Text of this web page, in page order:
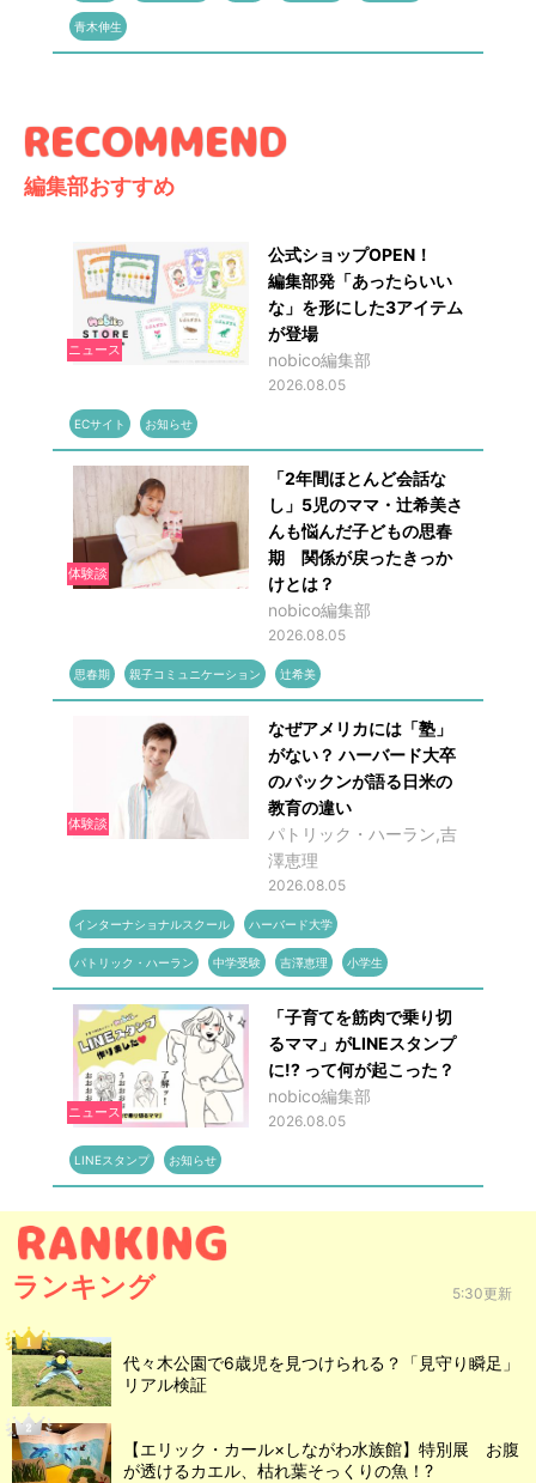
青木伸生
編集部おすすめ
ニュース
公式ショップOPEN！
編集部発「あったらいい
な」を形にした3アイテム
が登場
nobico編集部
2026.08.05
ECサイト お知らせ
体験談
「2年間ほとんど会話な
し」5児のママ・辻希美さ
んも悩んだ子どもの思春
期 関係が戻ったきっか
けとは？
nobico編集部
2026.08.05
思春期 親子コミュニケーション 辻希美
体験談
なぜアメリカには「塾」
がない？ ハーバード大卒
のパックンが語る日米の
教育の違い
パトリック・ハーラン,吉
澤恵理
2026.08.05
インターナショナルスクール ハーバード大学
パトリック・ハーラン 中学受験 吉澤恵理 小学生
ニュース
「子育てを筋肉で乗り切
るママ」がLINEスタンプ
に!? って何が起こった？
nobico編集部
2026.08.05
LINEスタンプ お知らせ
ランキング 5:30更新
代々木公園で6歳児を見つけられる？「見守り瞬足」
リアル検証
【エリック・カール×しながわ水族館】特別展 お腹
が透けるカエル、枯れ葉そっくりの魚！?